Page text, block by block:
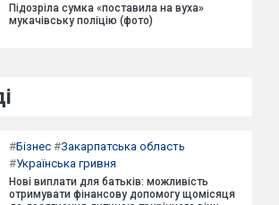
Підозріла сумка «поставила на вуха»
мукачівську поліцію (фото)
#Бізнес #Закарпатська область
#Українська гривня
Нові виплати для батьків: можливість
отримувати фінансову допомогу щомісяця